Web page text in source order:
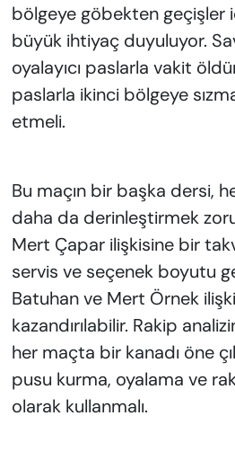
bölgeye göbekten geçişler
büyük ihtiyaç duyuluyor.
oyalayıcı paslarla vakit
paslarla ikinci bölgeye
etmeli.
Bu maçın bir başka dersi,
daha da derinleştirmek
Mert Çapar ilişkisine bir
servis ve seçenek boyutu
Batuhan ve Mert Örnek
kazandırılabilir. Rakip
her maçta bir kanadı öne
pusu kurma, oyalama ve
olarak kullanmalı.